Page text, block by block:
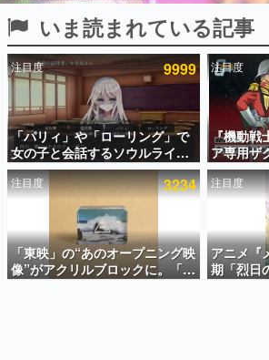
ピックアップ
電ファミのいま読まれている記事ランキング
アプリセール情報
インタビュー
連載・特集一覧
殿堂入り記事
SNS拡散数が数千以上！ ページ
ど。多くの人々に読まれた、電フ
事をまとめました。
いま読まれている記事
注目度 9999
「パリィ」や「ローリング」で
女の子と会話するソウルライク
恋愛ゲーム『小早川さんはソウ
ルライク』無料公開。返事に失
敗すると「YOU DIED」
注目度
『機動戦
ア専用ザ
散水ホー
本体には
ークやジ
ム、型式
注目度 3234
「東映」の“あのオープニング映
像”がアクリルブロックに。「東
映ヒストリカル グッズコレクシ
注目度
アニメ『
期「烈日
が決定！